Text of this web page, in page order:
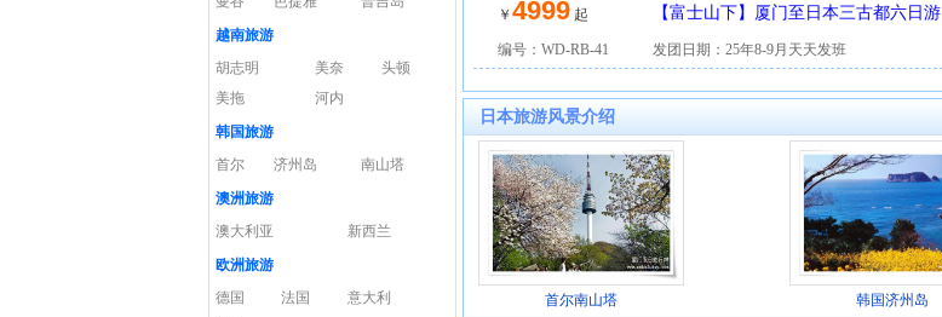
越南旅游
胡志明
美奈
头顿
美拖
河内
韩国旅游
首尔
济州岛
南山塔
澳洲旅游
澳大利亚
新西兰
欧洲旅游
德国
法国
意大利
￥ 4999起 【富士山下】厦门至日本三古都六日游
编号：WD-RB-41 发团日期：25年8-9月天天发班
日本旅游风景介绍
首尔南山塔 韩国济州岛